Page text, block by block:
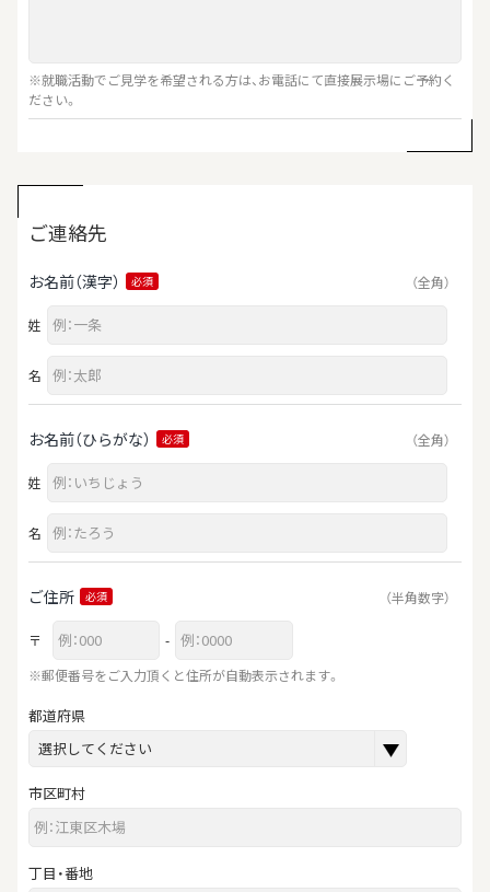
※就職活動でご見学を希望される方は、お電話にて直接展示場にご予約く
ださい。
ご連絡先
お名前（漢字） 必須 （全角）
姓
名
お名前（ひらがな） 必須 （全角）
姓
名
ご住所 必須 （半角数字）
〒
-
※郵便番号をご入力頂くと住所が自動表示されます。
都道府県
市区町村
丁目・番地